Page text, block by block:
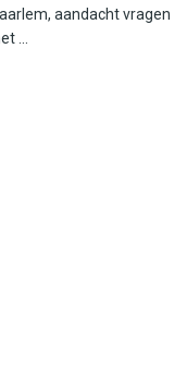
aandacht vragen
...